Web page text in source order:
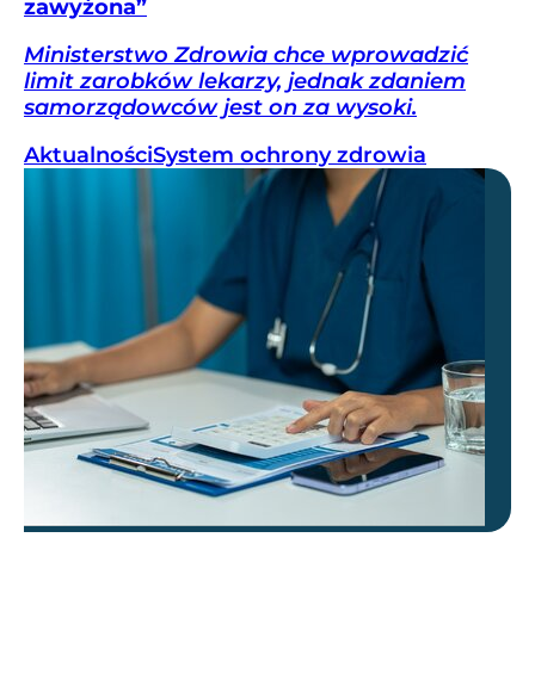
zawyżona”
Ministerstwo Zdrowia chce wprowadzić
limit zarobków lekarzy, jednak zdaniem
samorządowców jest on za wysoki.
AktualnościSystem ochrony zdrowia